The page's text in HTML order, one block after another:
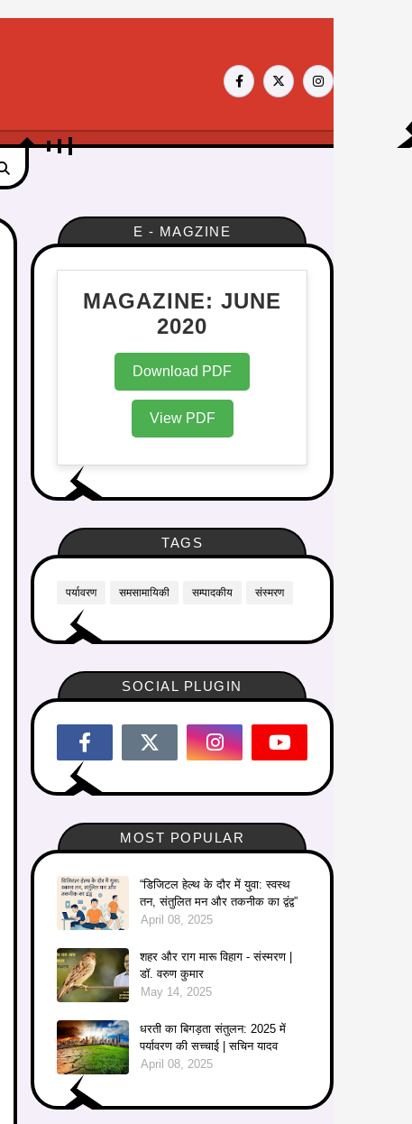
E - MAGZINE
MAGAZINE: JUNE
2020
Download PDF
View PDF
TAGS
पर्यावरण समसामायिकी सम्पादकीय संस्मरण
SOCIAL PLUGIN
MOST POPULAR
“डिजिटल हेल्थ के दौर में युवा: स्वस्थ
तन, संतुलित मन और तकनीक का द्वंद्व”
April 08, 2025
शहर और राग मारू विहाग - संस्मरण |
डॉ. वरुण कुमार
May 14, 2025
धरती का बिगड़ता संतुलन: 2025 में
पर्यावरण की सच्चाई | सचिन यादव
April 08, 2025